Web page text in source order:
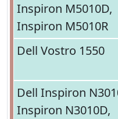
Inspiron M5010D,
Inspiron M5010R
Dell Vostro 1550
Dell Inspiron
Inspiron N3010D,